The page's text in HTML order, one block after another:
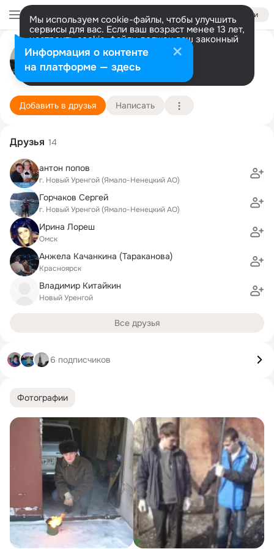
Войти
Мы используем cookie-файлы, чтобы улучшить
сервисы для вас. Если ваш возраст менее 13 лет,
настроить cookie-файлы должен ваш законный
представитель. Больше информации
Разрешить все Настроить
Михаил Стариков
Красноярск 11 мая (38 лет)
Подробнее
Добавить в друзья Написать
Фотографии
Друзья 14
антон попов
г. Новый Уренгой (Ямало-Ненецкий АО)
Горчаков Сергей
г. Новый Уренгой (Ямало-Ненецкий АО)
Ирина Лореш
Омск
Анжела Качанкина (Тараканова)
Красноярск
Владимир Китайкин
Новый Уренгой
Все друзья
6 подписчиков
Информация о контенте
на платформе — здесь